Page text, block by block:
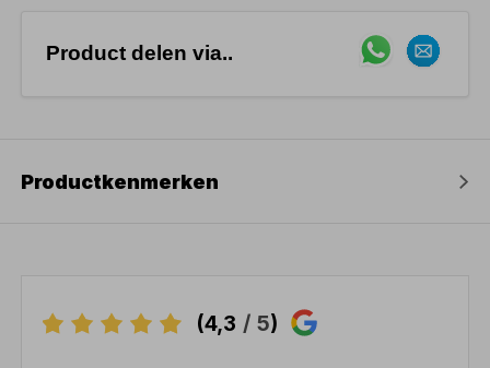
Product delen via..
Productkenmerken
(4,3 / 5)